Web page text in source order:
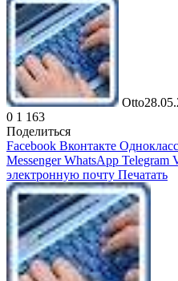
Otto
0 1 163
Поделиться
Facebook Вконтакте
Messenger WhatsApp Telegram
электронную почту Печатать